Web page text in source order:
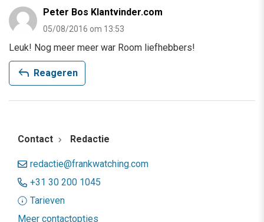
Peter Bos Klantvinder.com
05/08/2016 om 13:53
Leuk! Nog meer meer war Room liefhebbers!
reply Reageren
Contact Redactie
redactie@frankwatching.com
+31 30 200 1045
Tarieven
Meer contactopties